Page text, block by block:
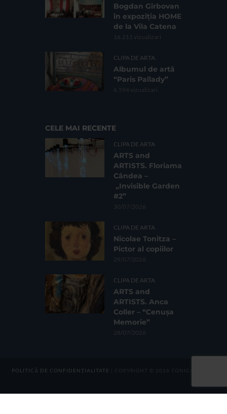
Bogdan Gîrbovan
în expoziția HOME
de la Vila Catena
16.211 vizualizari
CLIPA DE ARTA
Albumul de artă
“Paris Pallady”
6.594 vizualizari
CELE MAI RECENTE
CLIPA DE ARTA
ARTS and
ARTISTS. Floriama
Cândea –
„Invisible Garden
#2”
30/07/2026
CLIPA DE ARTA
Nicolae Tonitza –
Pictor al copiilor
29/07/2026
CLIPA DE ARTA
ARTS and
ARTISTS. Anca
Coller – “Cenușa
Memorie”
28/07/2026
POLITICĂ DE CONFIDENȚIALITATE | COPYRIGHT © 2026 TONICA GROUP